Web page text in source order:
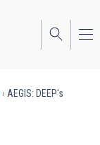
AEGIS: DEEP's